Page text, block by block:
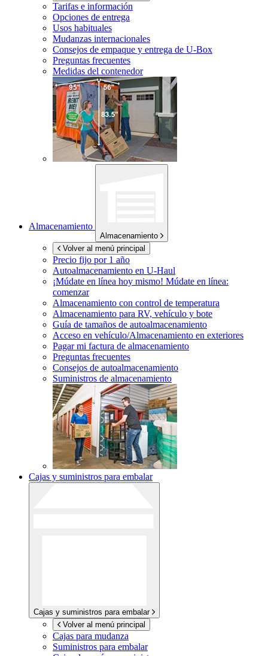
Tarifas e información
Opciones de entrega
Usos habituales
Mudanzas internacionales
Consejos de empaque y entrega de U-Box
Preguntas frecuentes
Medidas del contenedor
Almacenamiento
Almacenamiento
Volver al menú principal
Precio fijo por 1 año
Autoalmacenamiento en U-Haul
¡Múdate en línea hoy mismo! Múdate en línea:
comenzar
Almacenamiento con control de temperatura
Almacenamiento para RV, vehículo y bote
Guía de tamaños de autoalmacenamiento
Acceso en vehículo/Almacenamiento en exteriores
Pagar mi factura de almacenamiento
Preguntas frecuentes
Consejos de autoalmacenamiento
Suministros de almacenamiento
Cajas y suministros para embalar
Cajas y suministros para embalar
Volver al menú principal
Cajas para mudanza
Suministros para embalar